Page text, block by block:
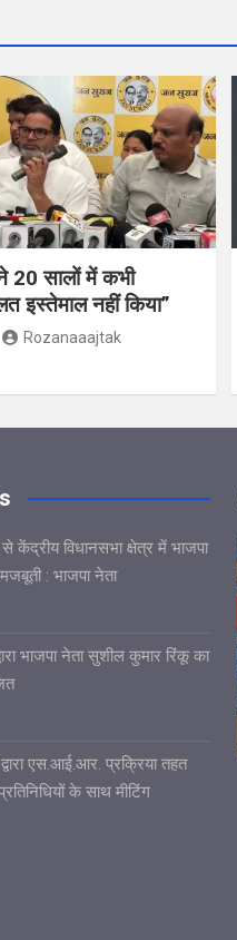
20 सालों में कभी
इस्तेमाल नहीं किया”
Rozanaaajtak
केंद्रीय विधानसभा क्षेत्र में भाजपा
: भाजपा नेता
भाजपा नेता सुशील कुमार रिंकू का
एस.आई.आर. प्रक्रिया तहत
के साथ मीटिंग